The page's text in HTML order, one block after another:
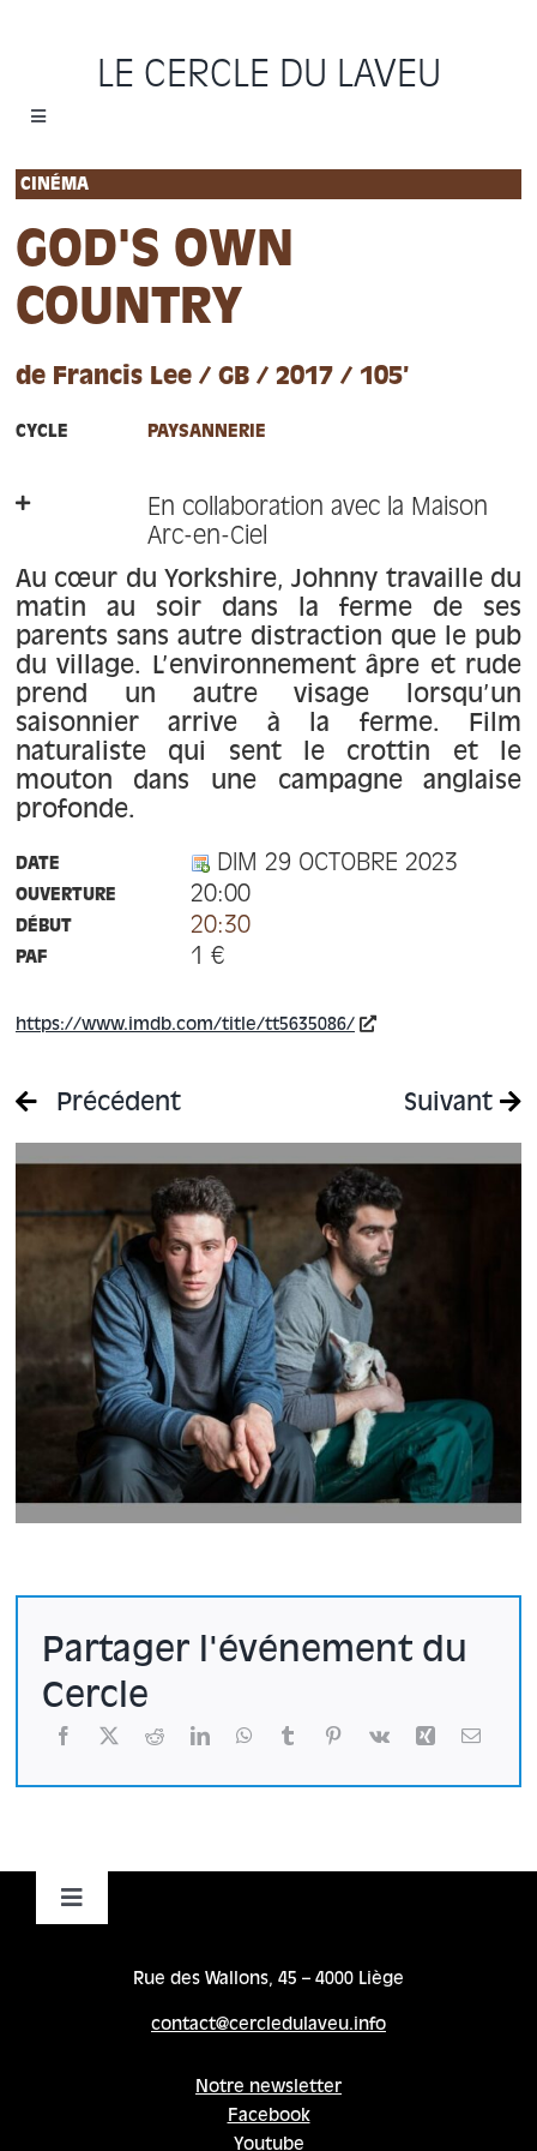
LE CERCLE DU LAVEU
Toggle
Accueil
Cycles
Programme
Contact
CINÉMA
GOD'S OWN
COUNTRY
de Francis Lee / GB / 2017 / 105’
CYCLE PAYSANNERIE
En collaboration avec la Maison
Arc-en-Ciel
Au cœur du Yorkshire, Johnny travaille du
matin au soir dans la ferme de ses
parents sans autre distraction que le pub
du village. L’environnement âpre et rude
prend un autre visage lorsqu’un
saisonnier arrive à la ferme. Film
naturaliste qui sent le crottin et le
mouton dans une campagne anglaise
profonde.
DATE DIM 29 OCTOBRE 2023
OUVERTURE 20:00
DÉBUT 20:30
PAF 1 €
https://www.imdb.com/title/tt5635086/
Précédent Suivant
Partager l'événement du
Cercle
Toggle
Rue des Wallons, 45 – 4000 Liège
contact@cercledulaveu.info
Notre newsletter
Facebook
Youtube